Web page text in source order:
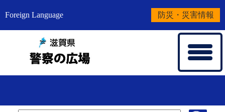
Foreign Language 防災・災害情報